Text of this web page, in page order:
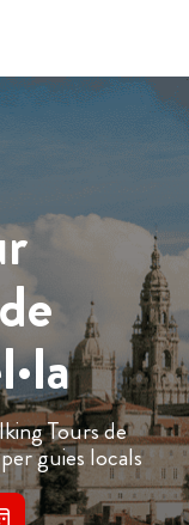
Tours de
guies locals